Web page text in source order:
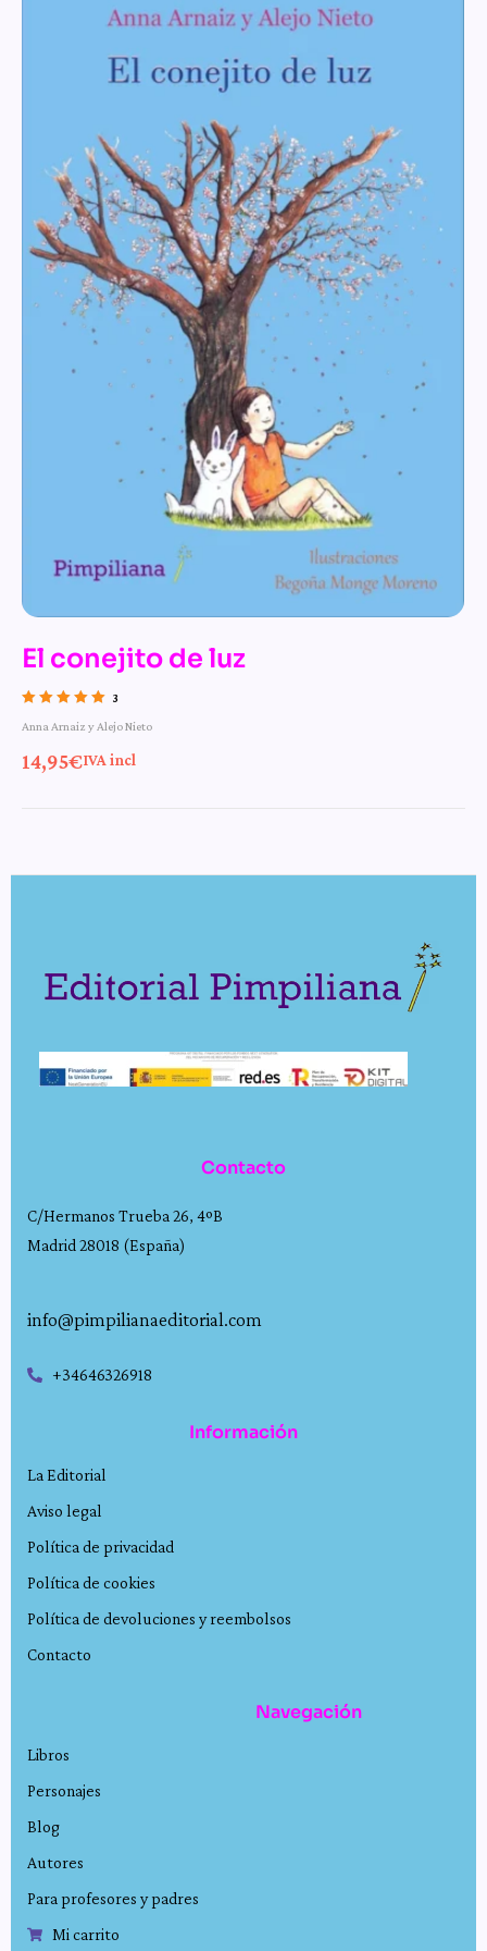
El conejito de luz
3
Anna Arnaiz y Alejo Nieto
14,95€IVA incl
Contacto
C/Hermanos Trueba 26, 4ºB
Madrid 28018 (España)
info@pimpilianaeditorial.com
+34646326918
Información
La Editorial
Aviso legal
Política de privacidad
Política de cookies
Política de devoluciones y reembolsos
Contacto
Navegación
Libros
Personajes
Blog
Autores
Para profesores y padres
Mi carrito